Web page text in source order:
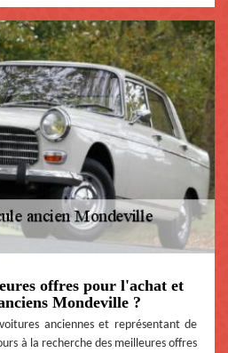
offres pour l'achat et
Mondeville ?
anciennes et représentant de
à la recherche des meilleures offres